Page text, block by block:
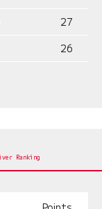
27
26
Ranking